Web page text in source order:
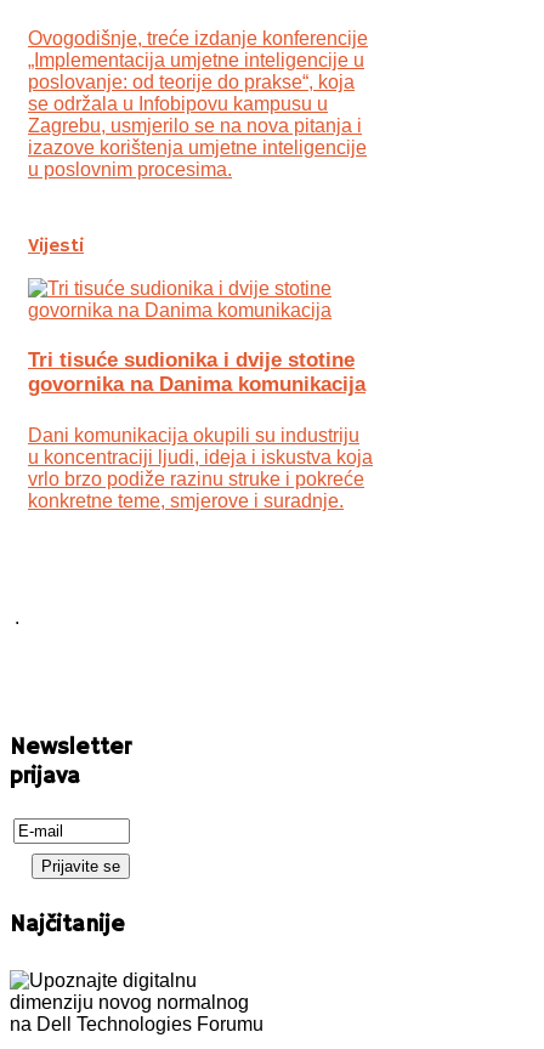
Ovogodišnje, treće izdanje konferencije
„Implementacija umjetne inteligencije u
poslovanje: od teorije do prakse“, koja
se održala u Infobipovu kampusu u
Zagrebu, usmjerilo se na nova pitanja i
izazove korištenja umjetne inteligencije
u poslovnim procesima.
Vijesti
Tri tisuće sudionika i dvije stotine
govornika na Danima komunikacija
Dani komunikacija okupili su industriju
u koncentraciji ljudi, ideja i iskustva koja
vrlo brzo podiže razinu struke i pokreće
konkretne teme, smjerove i suradnje.
.
Newsletter
prijava
Najčitanije